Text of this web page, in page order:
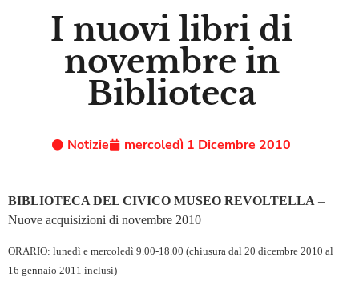
I nuovi libri di
novembre in
Biblioteca
Notizie mercoledì 1 Dicembre 2010
BIBLIOTECA DEL CIVICO MUSEO REVOLTELLA –
Nuove acquisizioni di novembre 2010
ORARIO: lunedì e mercoledì 9.00-18.00 (chiusura dal 20 dicembre 2010 al
16 gennaio 2011 inclusi)